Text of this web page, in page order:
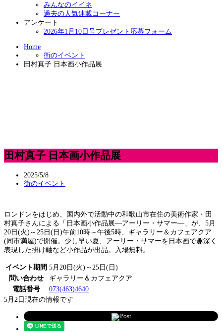
みんなのイイネ
過去の人気連載コーナー
アンケート
2026年1月10日号プレゼント応募フォーム
Home
街のイベント
田村真子 日本画小作品展
田村真子 日本画小作品展
2025/5/8
街のイベント
ロンドンをはじめ、国内外で活動中の和歌山市在住の美術作家・田
村真子さんによる「日本画小作品展―アーリー・サマー―」が、5月
20日(火)～25日(日)午前10時～午後5時、ギャラリー＆カフェアクア
(同市満屋)で開催。少し早い夏、アーリー・サマーを日本画で趣深く
表現した掛け軸など小作品が出品。入場無料。
イベント期間 5月20日(火)～25日(日)
問い合わせ
ギャラリー＆カフェアクア
電話番号
073(463)4640
5月2日現在の情報です
Post